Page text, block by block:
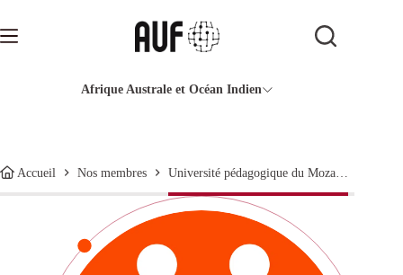
contenu
Afrique Australe et Océan Indien
Accueil Nos membres